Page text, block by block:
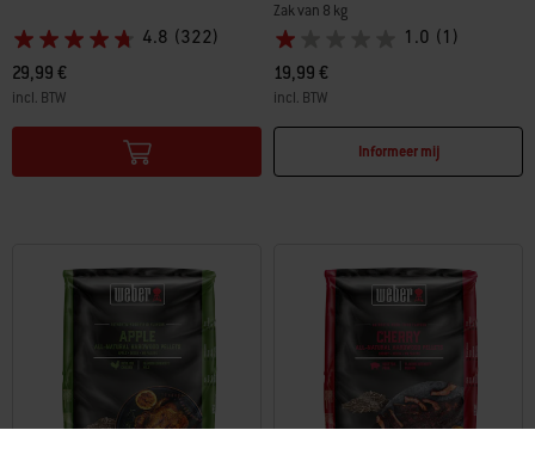
4.8 (322)
29,99 €
incl. BTW
Color Options
Zak van 8 kg
1.0 (1)
19,99 €
incl. BTW
Color Options
Informeer mij